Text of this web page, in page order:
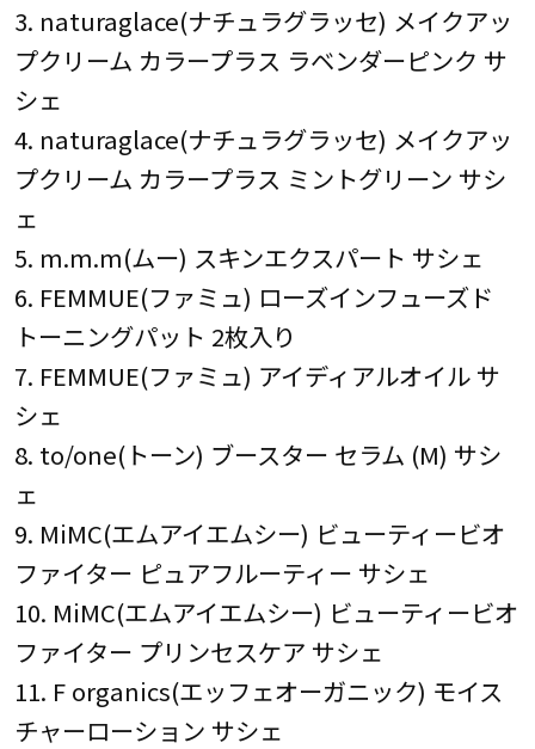
3. naturaglace(ナチュラグラッセ) メイクアッ
プクリーム カラープラス ラベンダーピンク サ
シェ
4. naturaglace(ナチュラグラッセ) メイクアッ
プクリーム カラープラス ミントグリーン サシ
ェ
5. m.m.m(ムー) スキンエクスパート サシェ
6. FEMMUE(ファミュ) ローズインフューズド
トーニングパット 2枚入り
7. FEMMUE(ファミュ) アイディアルオイル サ
シェ
8. to/one(トーン) ブースター セラム (M) サシ
ェ
9. MiMC(エムアイエムシー) ビューティービオ
ファイター ピュアフルーティー サシェ
10. MiMC(エムアイエムシー) ビューティービオ
ファイター プリンセスケア サシェ
11. F organics(エッフェオーガニック) モイス
チャーローション サシェ